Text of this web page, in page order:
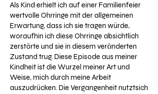
Als Kind erhielt ich auf einer Familienfeier
wertvolle Ohrringe mit der allgemeinen
Erwartung, dass ich sie tragen würde,
woraufhin ich diese Ohrringe absichtlich
zerstörte und sie in diesem veränderten
Zustand trug. Diese Episode aus meiner
Kindheit ist die Wurzel meiner Art und
Weise, mich durch meine Arbeit
auszudrücken. Die Vergangenheit nutztsich